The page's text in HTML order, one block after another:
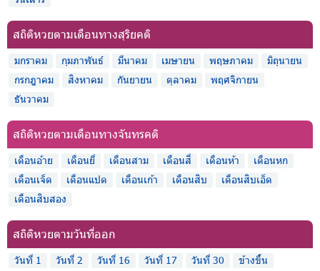
สถิติหวยตามเดือนทางสุริยคติ
มกราคม กุมภาพันธ์ มีนาคม เมษายน พฤษภาคม
มิถุนายน
กรกฎาคม
สิงหาคม กันยายน ตุลาคม
พฤศจิกายน
ธันวาคม
สถิติหวยตามเดือนทางจันทรคติ
เดือนอ้าย เดือนยี่ เดือนสาม เดือนสี่ เดือนห้า
เดือนหก
เดือนเจ็ด
เดือนแปด เดือนเก้า เดือนสิบ
เดือนสิบเอ็ด
เดือนสิบสอง
สถิติหวยตามวันที่ออก
วันที่ 1 วันที่ 2 วันที่ 16 วันที่ 17 วันที่ 30
ข้างขึ้น